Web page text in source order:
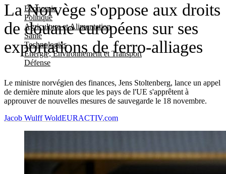
Economie
Politique
Agriculture et Alimentation
Santé
Technologies
Energie, Environnement et Transport
Défense
La Norvège s'oppose aux droits
de douane européens sur ses
exportations de ferro-alliages
Le ministre norvégien des finances, Jens Stoltenberg, lance un appel
de dernière minute alors que les pays de l'UE s'apprêtent à
approuver de nouvelles mesures de sauvegarde le 18 novembre.
Jacob Wulff WoldEURACTIV.com